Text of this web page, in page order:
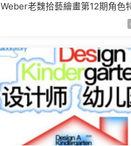
Weber老魏拾藝繪畫第12期角色